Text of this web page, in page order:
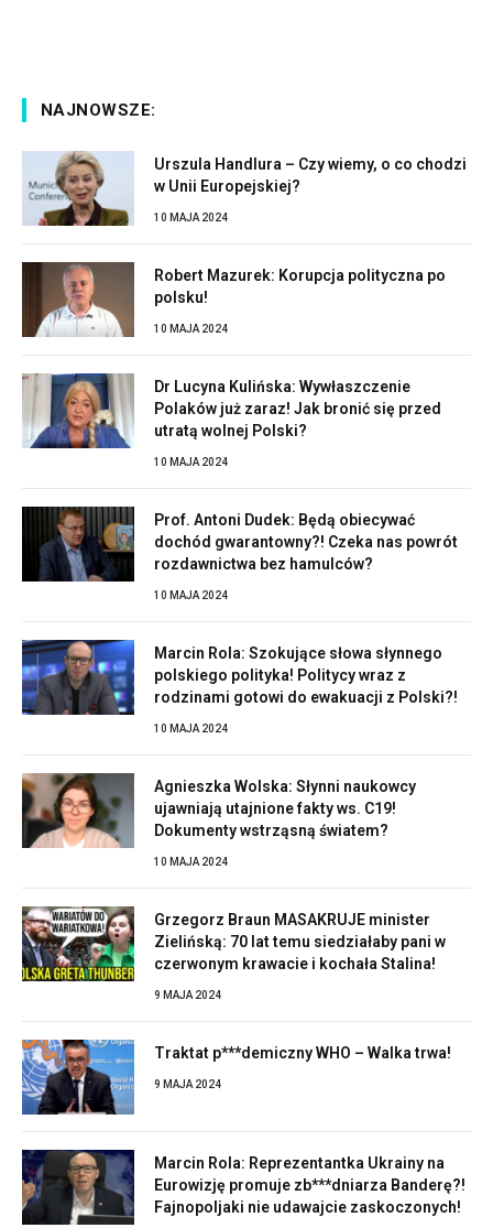
NAJNOWSZE:
Urszula Handlura – Czy wiemy, o co chodzi
w Unii Europejskiej?
10 MAJA 2024
Robert Mazurek: Korupcja polityczna po
polsku!
10 MAJA 2024
Dr Lucyna Kulińska: Wywłaszczenie
Polaków już zaraz! Jak bronić się przed
utratą wolnej Polski?
10 MAJA 2024
Prof. Antoni Dudek: Będą obiecywać
dochód gwarantowny?! Czeka nas powrót
rozdawnictwa bez hamulców?
10 MAJA 2024
Marcin Rola: Szokujące słowa słynnego
polskiego polityka! Politycy wraz z
rodzinami gotowi do ewakuacji z Polski?!
10 MAJA 2024
Agnieszka Wolska: Słynni naukowcy
ujawniają utajnione fakty ws. C19!
Dokumenty wstrząsną światem?
10 MAJA 2024
Grzegorz Braun MASAKRUJE minister
Zielińską: 70 lat temu siedziałaby pani w
czerwonym krawacie i kochała Stalina!
9 MAJA 2024
Traktat p***demiczny WHO – Walka trwa!
9 MAJA 2024
Marcin Rola: Reprezentantka Ukrainy na
Eurowizję promuje zb***dniarza Banderę?!
Fajnopoljaki nie udawajcie zaskoczonych!